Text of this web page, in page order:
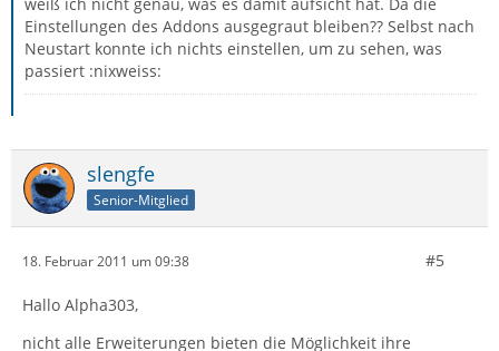
Einstellungen des Addons ausgegraut bleiben?? Selbst nach
Neustart konnte ich nichts einstellen, um zu sehen, was
passiert :nixweiss:
slengfe
Senior-Mitglied
18. Februar 2011 um 09:38 #5
Hallo Alpha303,
nicht alle Erweiterungen bieten die Möglichkeit ihre